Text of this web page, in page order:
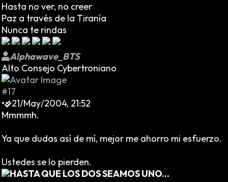
Hasta no ver, no creer
Paz a través de la Tiranía
Nunca te rindas
Alphawave_BTS
Alto Consejo Cybertroniano
#17
•
21/May/2004, 21:52
Mmmmh.
Ya que dudas así de mí, mejor me ahorro mi esfuerzo.
Ustedes se lo pierden.
HASTA QUE LOS DOS SEAMOS UNO...